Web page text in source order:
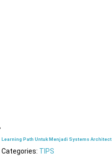
Learning Path Untuk Menjadi Systems Architect
Categories: TIPS